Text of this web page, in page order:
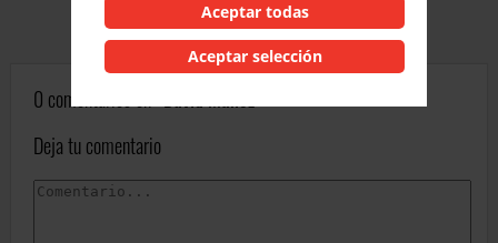
0 comentarios en
Deja tu comentario
Aceptar todas
Aceptar selección